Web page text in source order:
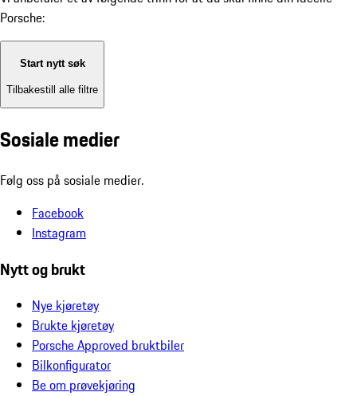
Porsche:
Start nytt søk
Tilbakestill alle filtre
Sosiale medier
Følg oss på sosiale medier.
Facebook
Instagram
Nytt og brukt
Nye kjøretøy
Brukte kjøretøy
Porsche Approved bruktbiler
Bilkonfigurator
Be om prøvekjøring